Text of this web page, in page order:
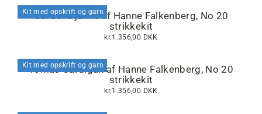
Kit med opskrift og garn
Cordelia jakke af Hanne Falkenberg, No 20
strikkekit
kr.1.356,00 DKK
Kit med opskrift og garn
Tomas Cardigan af Hanne Falkenberg, No 20
strikkekit
kr.1.356,00 DKK